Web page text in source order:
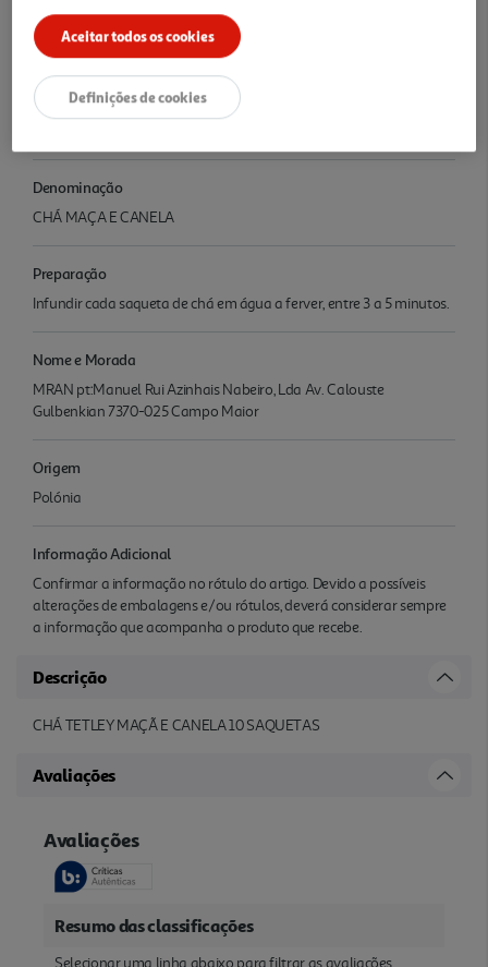
Ingredientes/Composição
INGREDIENTES: Chá preto, aroma, pedaços de maça (1%), canela
Conservação
Denominação
CHÁ MAÇA E CANELA
Preparação
Infundir cada saqueta de chá em água a ferver, entre 3 a 5 minutos.
Nome e Morada
MRAN pt:Manuel Rui Azinhais Nabeiro, Lda Av. Calouste
Gulbenkian 7370-025 Campo Maior
Origem
Polónia
Informação Adicional
Confirmar a informação no rótulo do artigo. Devido a possíveis
alterações de embalagens e/ou rótulos, deverá considerar sempre
a informação que acompanha o produto que recebe.
Descrição
CHÁ TETLEY MAÇÃ E CANELA 10 SAQUETAS
Avaliações
Aceitar todos os cookies
Definições de cookies